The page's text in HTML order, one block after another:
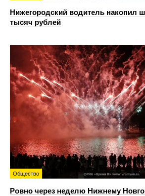
Нижегородский водитель накопил
тысяч рублей
Общество
Ровно через неделю Нижнему